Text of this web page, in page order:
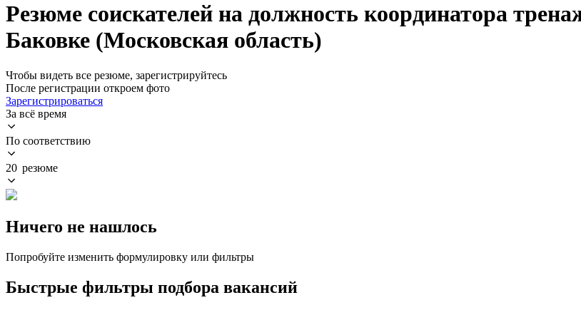
Резюме соискателей на должность координатора
Баковке (Московская область)
Чтобы видеть все резюме, зарегистрируйтесь
После регистрации откроем фото
Зарегистрироваться
За всё время
По соответствию
20 резюме
Ничего не нашлось
Попробуйте изменить формулировку или фильтры
Быстрые фильтры подбора вакансий